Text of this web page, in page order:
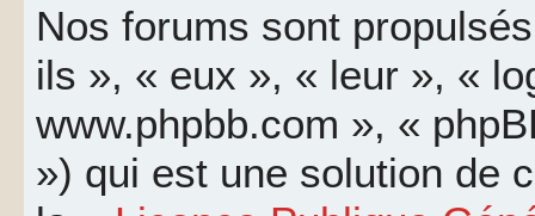
Nos forums sont
ils », « eux », « leur », «
www.phpbb.com », «
») qui est une solution de